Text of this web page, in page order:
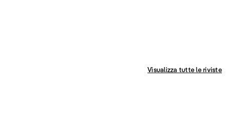
Visualizza tutte le riviste